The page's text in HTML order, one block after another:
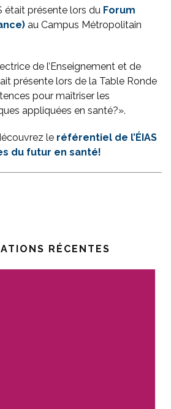
était présente lors du Forum
au Campus Métropolitain
de l’Enseignement et de
présente lors de la Table Ronde
pour maîtriser les
appliquées en santé?».
le référentiel de l’ÉIAS
du futur en santé!
RÉCENTES